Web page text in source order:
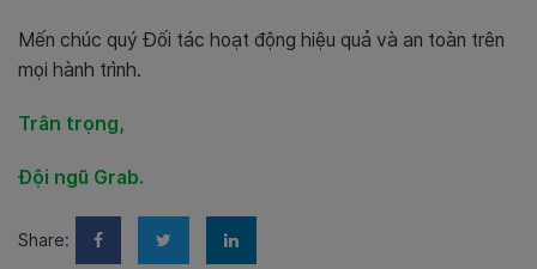
Mến chúc quý Đối tác hoạt động hiệu quả và an toàn trên
mọi hành trình.
Trân trọng,
Đội ngũ Grab.
Share: